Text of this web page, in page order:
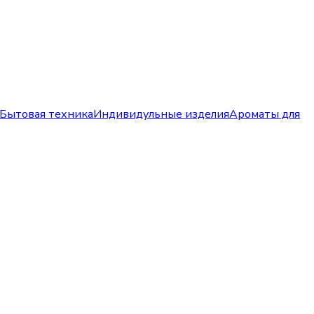
Бытовая техникаИндивидульные изделияАроматы для